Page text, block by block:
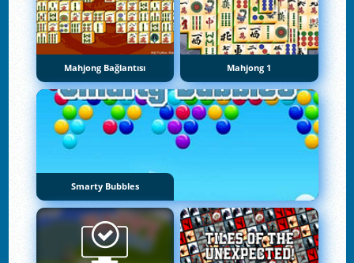
Mahjong Bağlantısı Mahjong 1
Smarty Bubbles